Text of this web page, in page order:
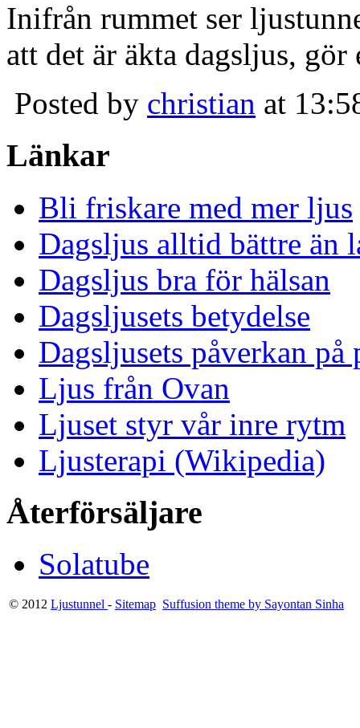
Inifrån rummet ser
att det är äkta dagsljus,
Posted by christian at
Länkar
Bli friskare med mer ljus
Dagsljus alltid bättre än
Dagsljus bra för hälsan
Dagsljusets betydelse
Dagsljusets påverkan på
Ljus från Ovan
Ljuset styr vår inre rytm
Ljusterapi (Wikipedia)
Återförsäljare
Solatube
© 2012 Ljustunnel - Sitemap Suffusion theme by Sayontan Sinha